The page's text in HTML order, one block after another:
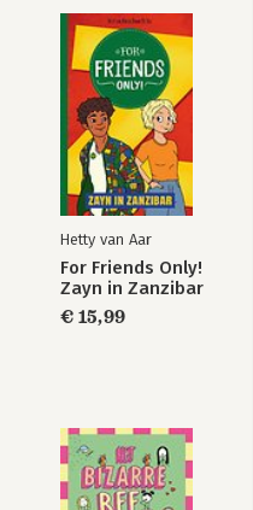
Hetty van Aar
For Friends Only!
Zayn in Zanzibar
€ 15,99